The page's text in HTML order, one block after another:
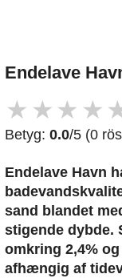
Endelave
★ ★ ★ ★
Betyg: 0.0/5 (0
Endelave Havn
sand blandet
stigende dybde.
omkring 2,4%
afhængig af